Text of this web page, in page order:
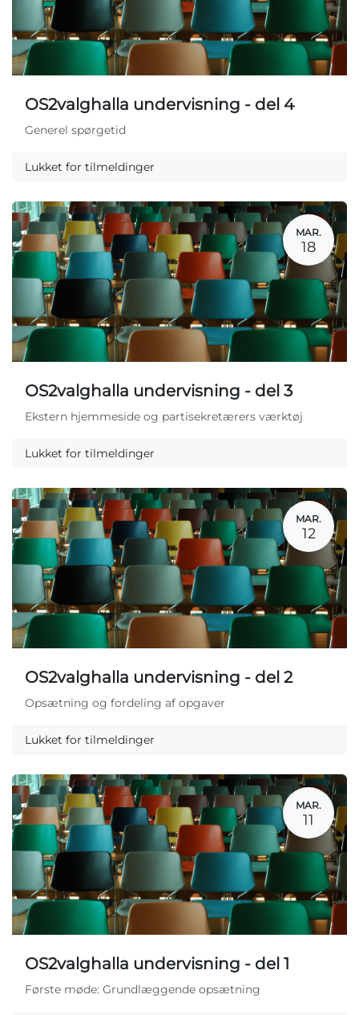
OS2valghalla undervisning - del 4
Generel spørgetid
Lukket for tilmeldinger
MAR.
18
OS2valghalla undervisning - del 3
Ekstern hjemmeside og partisekretærers værktøj
Lukket for tilmeldinger
MAR.
12
OS2valghalla undervisning - del 2
Opsætning og fordeling af opgaver
Lukket for tilmeldinger
MAR.
11
OS2valghalla undervisning - del 1
Første møde: Grundlæggende opsætning